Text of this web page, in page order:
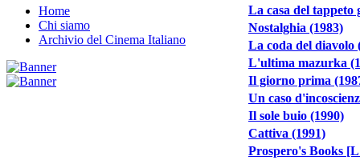
Home
Chi siamo
Archivio del Cinema Italiano
La casa del tappeto
Nostalghia (1983)
La coda del diavolo
L'ultima mazurka
Il giorno prima
Un caso
Il sole buio (1990)
Cattiva (1991)
Prospero's Books